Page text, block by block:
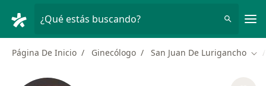
¿Qué estás buscando?
Página De Inicio Ginecólogo San Juan De Lurigancho